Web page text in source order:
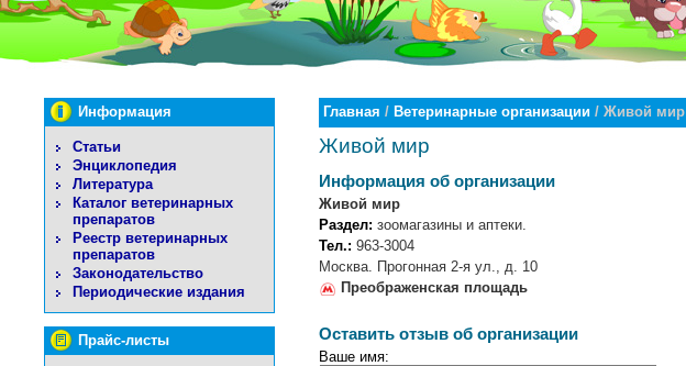
Информация
Статьи
Энциклопедия
Литература
Каталог ветеринарных
препаратов
Реестр ветеринарных
препаратов
Законодательство
Периодические издания
Прайс-листы
Главная / Ветеринарные организации / Живой мир
Живой мир
Информация об организации
Живой мир
Раздел: зоомагазины и аптеки.
Тел.: 963-3004
Москва. Прогонная 2-я ул., д. 10
Преображенская площадь
Оставить отзыв об организации
Ваше имя: